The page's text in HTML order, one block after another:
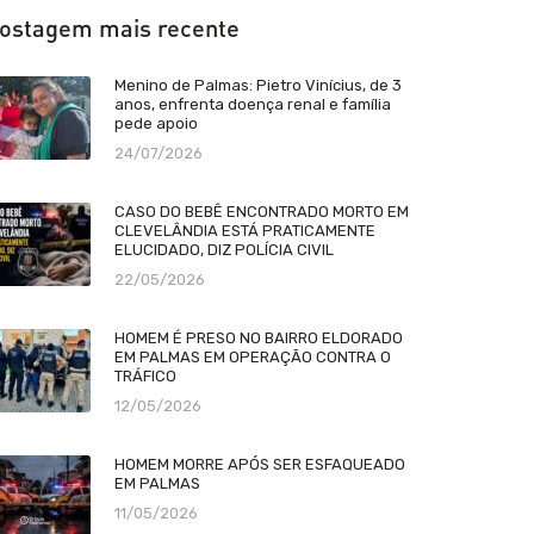
mais recente
Menino de Palmas: Pietro Vinícius, de 3
anos, enfrenta doença renal e família
pede apoio
24/07/2026
CASO DO BEBÊ ENCONTRADO MORTO EM
CLEVELÂNDIA ESTÁ PRATICAMENTE
ELUCIDADO, DIZ POLÍCIA CIVIL
22/05/2026
HOMEM É PRESO NO BAIRRO ELDORADO
EM PALMAS EM OPERAÇÃO CONTRA O
TRÁFICO
12/05/2026
HOMEM MORRE APÓS SER ESFAQUEADO
EM PALMAS
11/05/2026